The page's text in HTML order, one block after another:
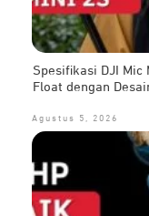
Spesifikasi DJI
Float dengan
Agustus 5, 2026